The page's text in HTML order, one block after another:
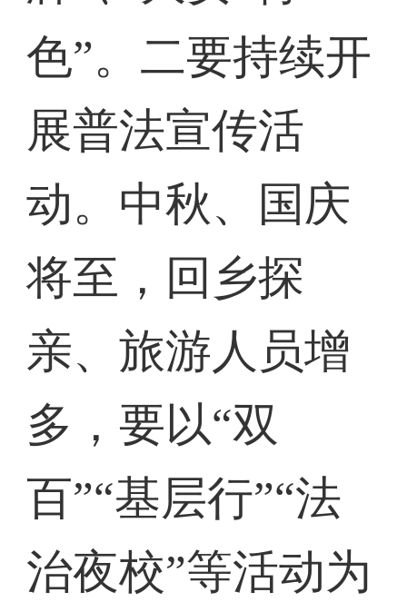
色”。二要持续开
展普法宣传活
动。中秋、国庆
将至，回乡探
亲、旅游人员增
多，要以“双
百”“基层行”“法
治夜校”等活动为